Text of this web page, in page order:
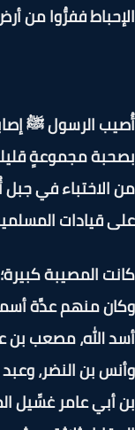
ففرُّوا من أرض
الرسول ﷺ
مجموعةٍ قليلةٍ
في جبل
قيادات المسلمين.
المصيبة
منهم عدَّة
الله، مصعب بن
بن النضر، وعبد
عامر غسِّيل